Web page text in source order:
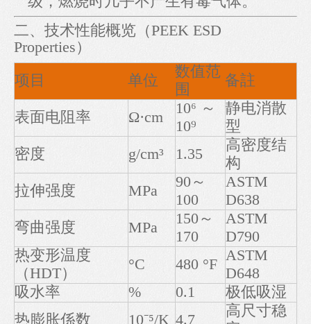
二、技术性能概览（PEEK ESD
Properties）
项目
单位
数值范
围
备註
表面电阻率 Ω·cm
10⁶ ～
10⁹
静电消散
型
密度
g/cm³ 1.35
高密度结
构
拉伸强度
MPa
90～
100
ASTM
D638
弯曲强度
MPa
150～
170
ASTM
D790
热变形温度
（HDT）
°C 480 °F
ASTM
D648
吸水率
% 0.1
极低吸湿
热膨胀係数
10⁻⁵/K 4.7
高尺寸稳